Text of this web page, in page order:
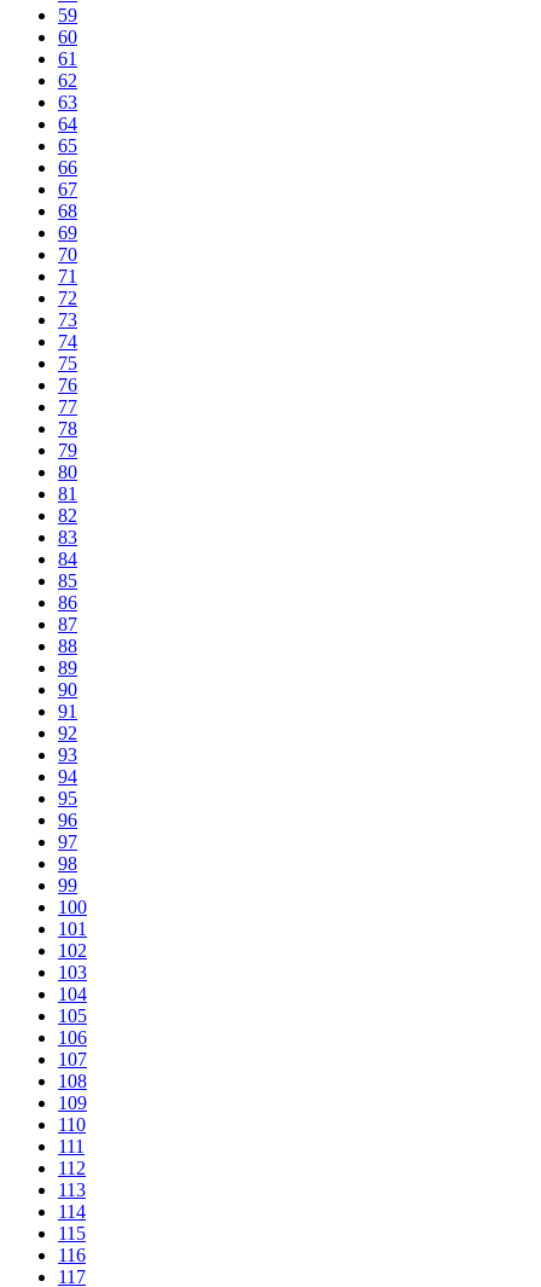
59
60
61
62
63
64
65
66
67
68
69
70
71
72
73
74
75
76
77
78
79
80
81
82
83
84
85
86
87
88
89
90
91
92
93
94
95
96
97
98
99
100
101
102
103
104
105
106
107
108
109
110
111
112
113
114
115
116
117